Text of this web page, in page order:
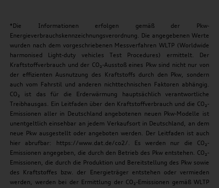
*Die Informationen erfolgen gemäß der Pkw-
Energieverbrauchskennzeichnungsverordnung. Die angegebenen Werte
wurden nach dem vorgeschriebenen Messverfahren WLTP (Worldwide
harmonised Light-duty vehicles Test Procedures) ermittelt. Der
Kraftstoffverbrauch und der CO₂-Ausstoß eines Pkw sind nicht nur von
der effizienten Ausnutzung des Kraftstoffs durch den Pkw, sondern
auch vom Fahrstil und anderen nichttechnischen Faktoren abhängig.
CO₂ ist das für die Erderwärmung hauptsächlich verantwortliche
Treibhausgas. Ein Leitfaden über den Kraftstoffverbrauch und die CO₂-
Emissionen aller in Deutschland angebotenen neuen Pkw-Modelle ist
unentgeltlich einsehbar an jedem Verkaufsort in Deutschland, an dem
neue Pkw ausgestellt oder angeboten werden. Der Leitfaden ist auch
hier abrufbar: https://www.dat.de/co2/. Es werden nur die CO₂-
Emissionen angegeben, die durch den Betrieb des Pkw entstehen. CO₂-
Emissionen, die durch die Produktion und Bereitstellung des Pkw sowie
des Kraftstoffes bzw. der Energieträger entstehen oder vermieden
werden, werden bei der Ermittlung der CO₂-Emissionen gemäß WLTP